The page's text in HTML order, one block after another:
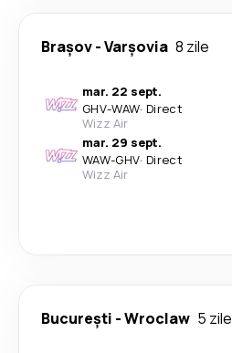
Brașov-Varşovia 8 zile
mar. 22 sept.
GHV-WAW· Direct
Wizz Air
mar. 29 sept.
WAW-GHV· Direct
Wizz Air
București -Wroclaw 5 zile